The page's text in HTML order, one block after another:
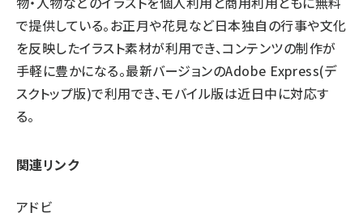
で提供している。お正月や花見など日本独自の行事や文化
を反映したイラスト素材が利用でき、コンテンツの制作が
手軽に豊かになる。最新バージョンのAdobe Express(デ
スクトップ版)で利用でき、モバイル版は近日中に対応す
る。
関連リンク
アドビ